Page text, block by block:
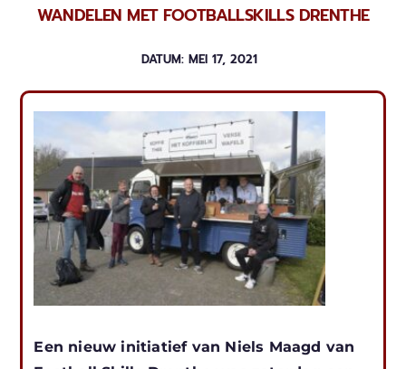
WANDELEN MET FOOTBALLSKILLS DRENTHE
DATUM: MEI 17, 2021
Een nieuw initiatief van Niels Maagd van